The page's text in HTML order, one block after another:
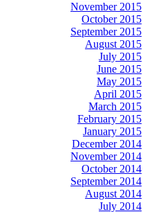
November 2015
October 2015
September 2015
August 2015
July 2015
June 2015
May 2015
April 2015
March 2015
February 2015
January 2015
December 2014
November 2014
October 2014
September 2014
August 2014
July 2014